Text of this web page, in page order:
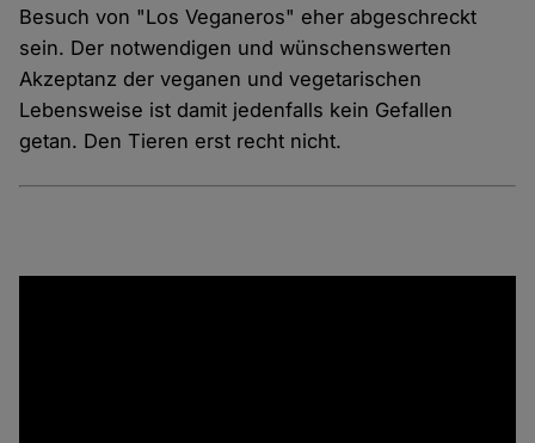
Besuch von "Los Veganeros" eher abgeschreckt
sein. Der notwendigen und wünschenswerten
Akzeptanz der veganen und vegetarischen
Lebensweise ist damit jedenfalls kein Gefallen
getan. Den Tieren erst recht nicht.